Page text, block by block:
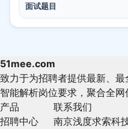
面试题目
51mee.com
致力于为招聘者提供最新、
智能解析岗位要求，聚合全网
产品
招聘中心
联系我们
南京浅度求索科